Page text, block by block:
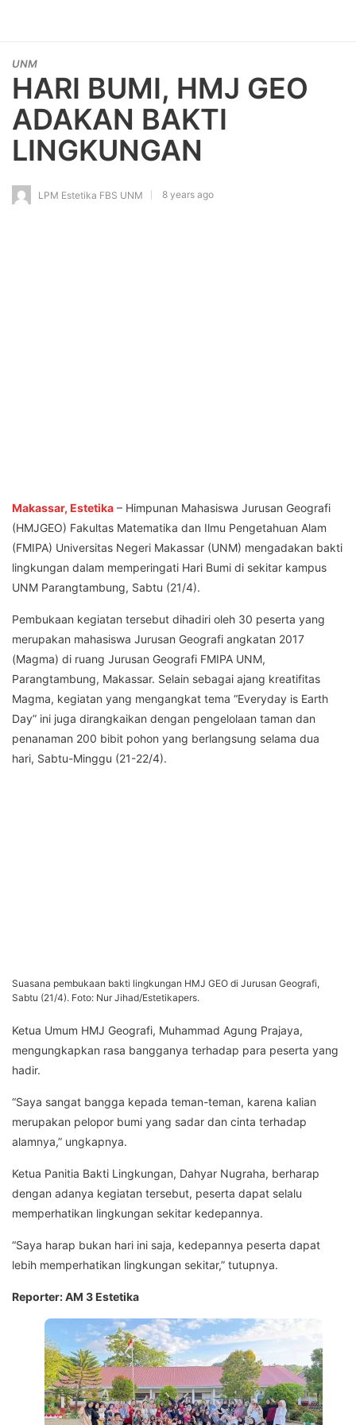
UNM
HARI BUMI, HMJ GEO
ADAKAN BAKTI
LINGKUNGAN
LPM Estetika FBS UNM 8 years ago
Makassar, Estetika – Himpunan Mahasiswa Jurusan Geografi
(HMJGEO) Fakultas Matematika dan Ilmu Pengetahuan Alam
(FMIPA) Universitas Negeri Makassar (UNM) mengadakan bakti
lingkungan dalam memperingati Hari Bumi di sekitar kampus
UNM Parangtambung, Sabtu (21/4).
Pembukaan kegiatan tersebut dihadiri oleh 30 peserta yang
merupakan mahasiswa Jurusan Geografi angkatan 2017
(Magma) di ruang Jurusan Geografi FMIPA UNM,
Parangtambung, Makassar. Selain sebagai ajang kreatifitas
Magma, kegiatan yang mengangkat tema “Everyday is Earth
Day” ini juga dirangkaikan dengan pengelolaan taman dan
penanaman 200 bibit pohon yang berlangsung selama dua
hari, Sabtu-Minggu (21-22/4).
Suasana pembukaan bakti lingkungan HMJ GEO di Jurusan Geografi,
Sabtu (21/4). Foto: Nur Jihad/Estetikapers.
Ketua Umum HMJ Geografi, Muhammad Agung Prajaya,
mengungkapkan rasa bangganya terhadap para peserta yang
hadir.
“Saya sangat bangga kepada teman-teman, karena kalian
merupakan pelopor bumi yang sadar dan cinta terhadap
alamnya,” ungkapnya.
Ketua Panitia Bakti Lingkungan, Dahyar Nugraha, berharap
dengan adanya kegiatan tersebut, peserta dapat selalu
memperhatikan lingkungan sekitar kedepannya.
“Saya harap bukan hari ini saja, kedepannya peserta dapat
lebih memperhatikan lingkungan sekitar,” tutupnya.
Reporter: AM 3 Estetika